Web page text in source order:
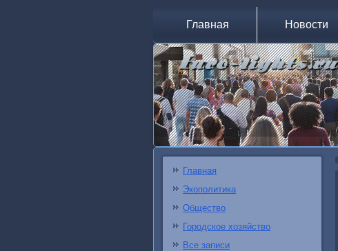
Главная Новости
Главная
Экополитика
Общество
Городское хозяйство
Все записи